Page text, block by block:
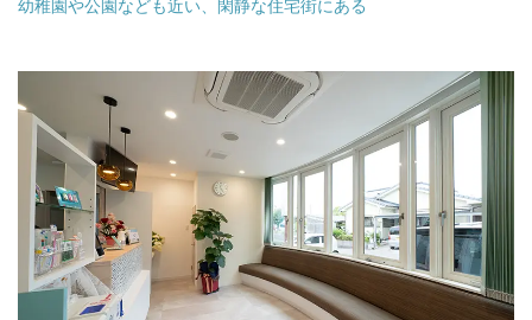
幼稚園や公園なども近い、閑静な住宅街にある